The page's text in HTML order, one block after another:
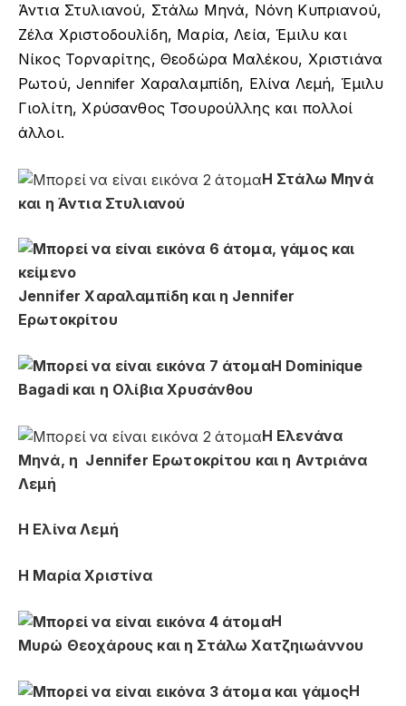
Άντια Στυλιανού, Στάλω Μηνά, Νόνη Κυπριανού,
Ζέλα Χριστοδουλίδη, Μαρία, Λεία, Έμιλυ και
Νίκος Τορναρίτης, Θεοδώρα Μαλέκου, Χριστιάνα
Ρωτού, Jennifer Χαραλαμπίδη, Ελίνα Λεμή, Έμιλυ
Γιολίτη, Χρύσανθος Τσουρούλλης και πολλοί
άλλοι.
Η Στάλω Μηνά
και η Άντια Στυλιανού
Jennifer Χαραλαμπίδη και η Jennifer
Ερωτοκρίτου
H Dominique
Bagadi και η Ολίβια Χρυσάνθου
Η Ελενάνα
Μηνά, η Jennifer Ερωτοκρίτου και η Αντριάνα
Λεμή
Η Ελίνα Λεμή
Η Μαρία Χριστίνα
Η
Μυρώ Θεοχάρους και η Στάλω Χατζηιωάννου
Η